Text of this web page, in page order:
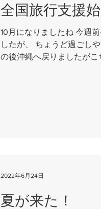
全国旅行支援
10月になりましたね 今週
したが、 ちょうど過ごし
の後沖縄へ戻りましたが
夏が来た！
2022年6月24日